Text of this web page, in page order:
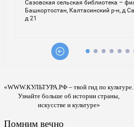
«WWW.КУЛЬТУРА.РФ – твой гид по культуре.
Узнайте больше об истории страны,
искусстве и культуре»
Помним вечно